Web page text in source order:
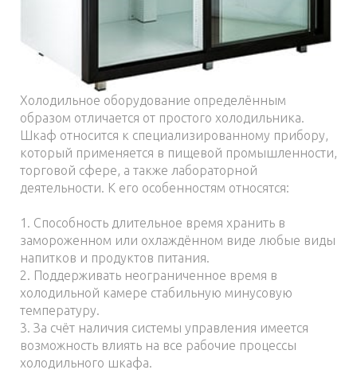
Холодильное оборудование определённым
образом отличается от простого холодильника.
Шкаф относится к специализированному прибору,
который применяется в пищевой промышленности,
торговой сфере, а также лабораторной
деятельности. К его особенностям относятся:
1. Способность длительное время хранить в
замороженном или охлаждённом виде любые виды
напитков и продуктов питания.
2. Поддерживать неограниченное время в
холодильной камере стабильную минусовую
температуру.
3. За счёт наличия системы управления имеется
возможность влиять на все рабочие процессы
холодильного шкафа.